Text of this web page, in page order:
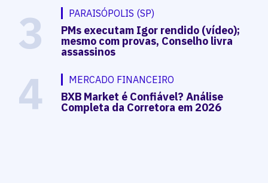
3 PARAISÓPOLIS (SP)
PMs executam Igor rendido (vídeo);
mesmo com provas, Conselho livra
assassinos
4 MERCADO FINANCEIRO
BXB Market é Confiável? Análise
Completa da Corretora em 2026